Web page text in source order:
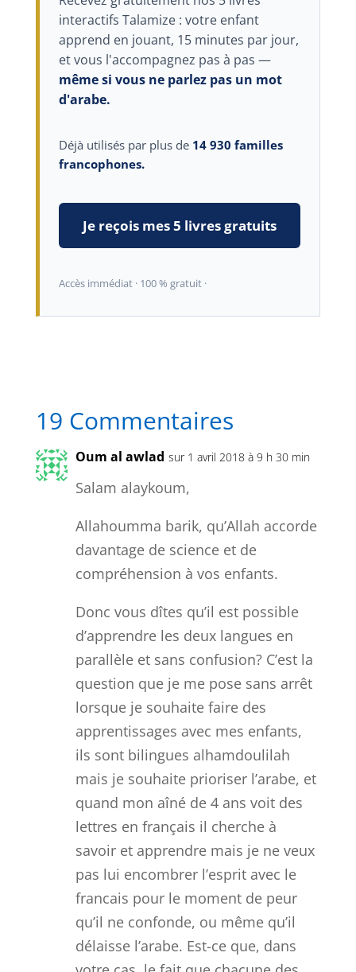
interactifs Talamize : votre enfant
apprend en jouant, 15 minutes par jour,
et vous l'accompagnez pas à pas —
même si vous ne parlez pas un mot
d'arabe.
Déjà utilisés par plus de 14 930 familles
francophones.
Je reçois mes 5 livres gratuits
Accès immédiat · 100 % gratuit ·
19 Commentaires
Oum al awlad sur 1 avril 2018 à 9 h 30 min
Salam alaykoum,
Allahoumma barik, qu’Allah accorde
davantage de science et de
compréhension à vos enfants.
Donc vous dîtes qu’il est possible
d’apprendre les deux langues en
parallèle et sans confusion? C’est la
question que je me pose sans arrêt
lorsque je souhaite faire des
apprentissages avec mes enfants,
ils sont bilingues alhamdoulilah
mais je souhaite prioriser l’arabe, et
quand mon aîné de 4 ans voit des
lettres en français il cherche à
savoir et apprendre mais je ne veux
pas lui encombrer l’esprit avec le
francais pour le moment de peur
qu’il ne confonde, ou même qu’il
délaisse l’arabe. Est-ce que, dans